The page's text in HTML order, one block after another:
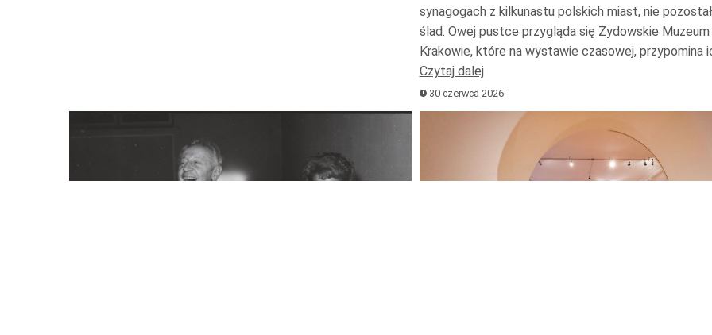
synagogach z kilkunastu polskich miast, nie
ślad. Owej pustce przygląda się Żydowskie Muzeum
Krakowie, które na wystawie czasowej, przypomina
Czytaj dalej
30 czerwca 2026
dźwiękowych
dźwiękowych